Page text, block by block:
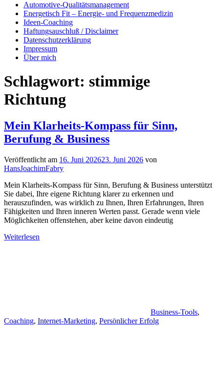
Automotive-Qualitätsmanagement
Energetisch Fit – Energie- und Frequenzmedizin
Ideen-Coaching
Haftungsauschluß / Disclaimer
Datenschutzerklärung
Impressum
Über mich
Schlagwort: stimmige
Richtung
Mein Klarheits-Kompass für Sinn,
Berufung & Business
Veröffentlicht am 16. Juni 202623. Juni 2026 von
HansJoachimFabry
Mein Klarheits-Kompass für Sinn, Berufung & Business unterstützt
Sie dabei, Ihre eigene Richtung klarer zu erkennen und
herauszufinden, was wirklich zu Ihnen, Ihren Erfahrungen, Ihren
Fähigkeiten und Ihren inneren Werten passt. Gerade wenn viele
Möglichkeiten offenstehen, aber keine davon eindeutig
Weiterlesen
Business-Tools,
Coaching, Internet-Marketing, Persönlicher Erfolg